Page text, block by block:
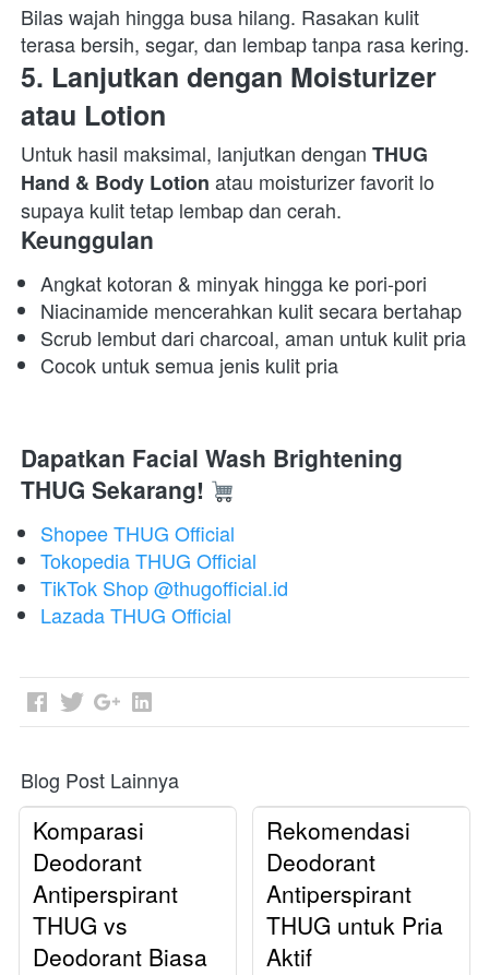
Bilas wajah hingga busa hilang. Rasakan kulit
5. Lanjutkan dengan Moisturizer
atau Lotion
Untuk hasil maksimal, lanjutkan dengan THUG
Hand & Body Lotion atau moisturizer favorit lo
supaya kulit tetap lembap dan cerah.
Keunggulan
Angkat kotoran & minyak hingga ke pori-pori
Niacinamide mencerahkan kulit secara bertahap
Cocok untuk semua jenis kulit pria
Dapatkan Facial Wash Brightening
THUG Sekarang!
Shopee THUG Official
Tokopedia THUG Official
TikTok Shop @thugofficial.id
Lazada THUG Official
Blog Post Lainnya
Komparasi
Deodorant
Antiperspirant
THUG vs
Deodorant Biasa
Rekomendasi
Deodorant
Antiperspirant
THUG untuk Pria
Aktif